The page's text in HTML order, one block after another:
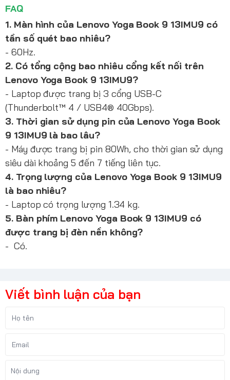
FAQ
1. Màn hình của Lenovo Yoga Book 9 13IMU9 có
tần số quét bao nhiêu?
- 60Hz.
2. Có tổng cộng bao nhiêu cổng kết nối trên
Lenovo Yoga Book 9 13IMU9?
- Laptop được trang bị 3 cổng USB-C
(Thunderbolt™ 4 / USB4® 40Gbps).
3. Thời gian sử dụng pin của Lenovo Yoga Book
9 13IMU9 là bao lâu?
- Máy được trang bị pin 80Wh, cho thời gian sử dụng
siêu dài khoảng 5 đến 7 tiếng liên tục.
4. Trọng lượng của Lenovo Yoga Book 9 13IMU9
là bao nhiêu?
- Laptop có trọng lượng 1.34 kg.
5. Bàn phím Lenovo Yoga Book 9 13IMU9 có
được trang bị đèn nền không?
- Có.
Viết bình luận của bạn